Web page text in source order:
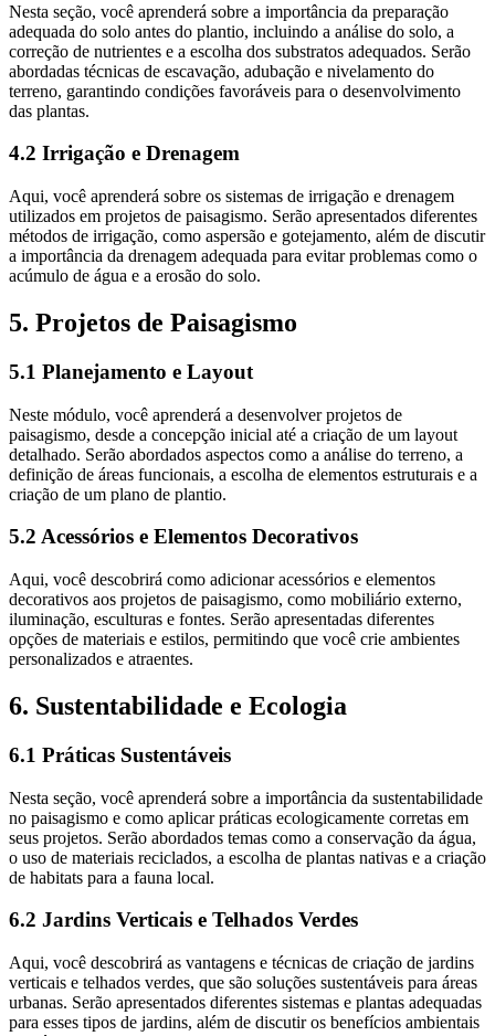
Nesta seção, você aprenderá sobre a importância da preparação
adequada do solo antes do plantio, incluindo a análise do solo, a
correção de nutrientes e a escolha dos substratos adequados. Serão
abordadas técnicas de escavação, adubação e nivelamento do
terreno, garantindo condições favoráveis para o desenvolvimento
das plantas.
4.2 Irrigação e Drenagem
Aqui, você aprenderá sobre os sistemas de irrigação e drenagem
utilizados em projetos de paisagismo. Serão apresentados diferentes
métodos de irrigação, como aspersão e gotejamento, além de discutir
a importância da drenagem adequada para evitar problemas como o
acúmulo de água e a erosão do solo.
5. Projetos de Paisagismo
5.1 Planejamento e Layout
Neste módulo, você aprenderá a desenvolver projetos de
paisagismo, desde a concepção inicial até a criação de um layout
detalhado. Serão abordados aspectos como a análise do terreno, a
definição de áreas funcionais, a escolha de elementos estruturais e a
criação de um plano de plantio.
5.2 Acessórios e Elementos Decorativos
Aqui, você descobrirá como adicionar acessórios e elementos
decorativos aos projetos de paisagismo, como mobiliário externo,
iluminação, esculturas e fontes. Serão apresentadas diferentes
opções de materiais e estilos, permitindo que você crie ambientes
personalizados e atraentes.
6. Sustentabilidade e Ecologia
6.1 Práticas Sustentáveis
Nesta seção, você aprenderá sobre a importância da sustentabilidade
no paisagismo e como aplicar práticas ecologicamente corretas em
seus projetos. Serão abordados temas como a conservação da água,
o uso de materiais reciclados, a escolha de plantas nativas e a criação
de habitats para a fauna local.
6.2 Jardins Verticais e Telhados Verdes
Aqui, você descobrirá as vantagens e técnicas de criação de jardins
verticais e telhados verdes, que são soluções sustentáveis para áreas
urbanas. Serão apresentados diferentes sistemas e plantas adequadas
para esses tipos de jardins, além de discutir os benefícios ambientais